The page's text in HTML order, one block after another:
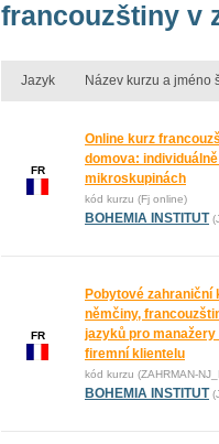
francouzštiny v
Jazyk Název kurzu a jméno
FR
Online kurz
domova:
mikroskupinách
kód kurzu (Fj online)
BOHEMIA INSTITUT
FR
Pobytové zahraniční
němčiny,
jazyků pro
firemní klientelu
kód kurzu (ZAHRMAN-
BOHEMIA INSTITUT